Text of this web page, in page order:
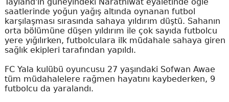
saatlerinde yoğun yağış altında oynanan futbol
karşılaşması sırasında sahaya yıldırım düştü. Sahanın
orta bölümüne düşen yıldırım ile çok sayıda futbolcu
yere yığılırken, futbolculara ilk müdahale sahaya giren
sağlık ekipleri tarafından yapıldı.
FC Yala kulübü oyuncusu 27 yaşındaki Sofwan Awae
tüm müdahalelere rağmen hayatını kaybederken, 9
futbolcu da yaralandı.